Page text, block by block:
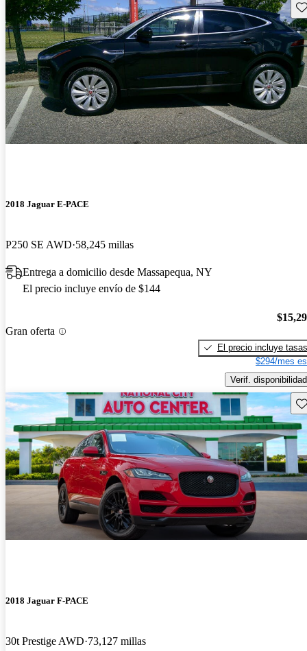
2018 Jaguar E-PACE
P250 SE AWD 58,245 millas
Entrega a domicilio desde Massapequa, NY
El precio incluye envío de $144
Gran oferta
El precio incluye tasas
$294/mes
Verif. disponibilidad
2018 Jaguar F-PACE
30t Prestige AWD 73,127 millas